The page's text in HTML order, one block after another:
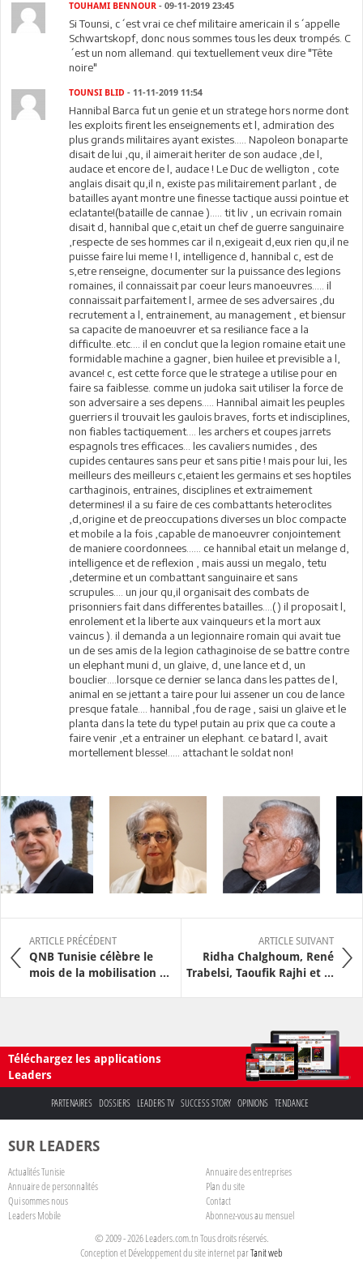
TOUHAMI BENNOUR - 09-11-2019 23:45
Si Tounsi, c´est vrai ce chef militaire americain il s´appelle
Schwartskopf, donc nous sommes tous les deux trompés. C
´est un nom allemand. qui textuellement veux dire "Tête
noire"
TOUNSI BLID - 11-11-2019 11:54
Hannibal Barca fut un genie et un stratege hors norme dont
les exploits firent les enseignements et l, admiration des
plus grands militaires ayant existes..... Napoleon bonaparte
disait de lui ,qu, il aimerait heriter de son audace ,de l,
audace et encore de l, audace ! Le Duc de welligton , cote
anglais disait qu,il n, existe pas militairement parlant , de
batailles ayant montre une finesse tactique aussi pointue et
eclatante!(bataille de cannae )..... tit liv , un ecrivain romain
disait d, hannibal que c,etait un chef de guerre sanguinaire
,respecte de ses hommes car il n,exigeait d,eux rien qu,il ne
puisse faire lui meme ! l, intelligence d, hannibal c, est de
s,etre renseigne, documenter sur la puissance des legions
romaines, il connaissait par coeur leurs manoeuvres..... il
connaissait parfaitement l, armee de ses adversaires ,du
recrutement a l, entrainement, au management , et biensur
sa capacite de manoeuvrer et sa resiliance face a la
difficulte..etc.... il en conclut que la legion romaine etait une
formidable machine a gagner, bien huilee et previsible a l,
avance! c, est cette force que le stratege a utilise pour en
faire sa faiblesse. comme un judoka sait utiliser la force de
son adversaire a ses depens..... Hannibal aimait les peuples
guerriers il trouvait les gaulois braves, forts et indisciplines,
non fiables tactiquement.... les archers et coupes jarrets
espagnols tres efficaces... les cavaliers numides , des
cupides centaures sans peur et sans pitie ! mais pour lui, les
meilleurs des meilleurs c,etaient les germains et ses hoptiles
carthaginois, entraines, disciplines et extraimement
determines! il a su faire de ces combattants heteroclites
,d,origine et de preoccupations diverses un bloc compacte
et mobile a la fois ,capable de manoeuvrer conjointement
de maniere coordonnees...... ce hannibal etait un melange d,
intelligence et de reflexion , mais aussi un megalo, tetu
,determine et un combattant sanguinaire et sans
scrupules.... un jour qu,il organisait des combats de
prisonniers fait dans differentes batailles....() il proposait l,
enrolement et la liberte aux vainqueurs et la mort aux
vaincus ). il demanda a un legionnaire romain qui avait tue
un de ses amis de la legion cathaginoise de se battre contre
un elephant muni d, un glaive, d, une lance et d, un
bouclier....lorsque ce dernier se lanca dans les pattes de l,
animal en se jettant a taire pour lui assener un cou de lance
presque fatale.... hannibal ,fou de rage , saisi un glaive et le
planta dans la tete du type! putain au prix que ca coute a
faire venir ,et a entrainer un elephant. ce batard l, avait
mortellement blesse!..... attachant le soldat non!
ARTICLE PRÉCÉDENT
QNB Tunisie célèbre le
mois de la mobilisation ...
ARTICLE SUIVANT
Ridha Chalghoum, René
Trabelsi, Taoufik Rajhi et ...
Téléchargez les applications
Leaders
PARTENAIRES DOSSIERS LEADERS TV SUCCESS STORY OPINIONS TENDANCE
SUR LEADERS
Actualités Tunisie
Annuaire des entreprises
Annuaire de personnalités
Plan du site
Qui sommes nous
Contact
Leaders Mobile
Abonnez-vous au mensuel
© 2009 - 2026 Leaders.com.tn Tous droits réservés.
Conception et Développement du site internet parTanit web